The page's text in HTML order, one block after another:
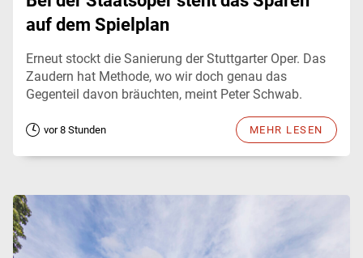
auf dem Spielplan
Erneut stockt die Sanierung der Stuttgarter Oper. Das
Zaudern hat Methode, wo wir doch genau das
Gegenteil davon bräuchten, meint Peter Schwab.
vor 8 Stunden MEHR LESEN